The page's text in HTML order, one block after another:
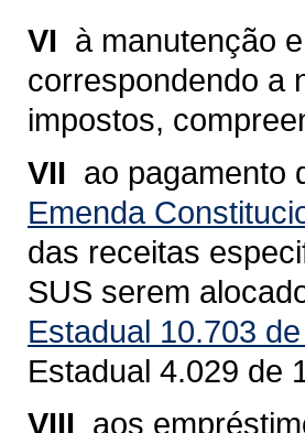
VI  à manutenção
correspondendo a
impostos,
VII  ao pagamento
Emenda
das receitas
SUS serem
Estadual 10.703
Estadual 4.029 de
VIII  aos